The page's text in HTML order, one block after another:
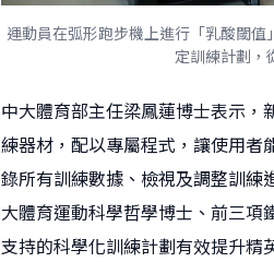
運動員在弧形跑步機上進行「乳酸閾
定訓練計劃，
中大體育部主任梁鳳蓮博士表示
練器材，配以專屬程式，讓使用者
錄所有訓練數據、檢視及調整訓練
大體育運動科學哲學博士、前三
支持的科學化訓練計劃有效提升精